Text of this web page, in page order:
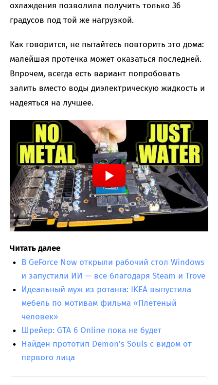
охлаждения позволила получить только 36
градусов под той же нагрузкой.
Как говорится, не пытайтесь повторить это дома:
малейшая протечка может оказаться последней.
Впрочем, всегда есть вариант попробовать
залить вместо воды диэлектрическую жидкость и
надеяться на лучшее.
Читать далее
В GeForce Now открыли рабочий стол Windows
и запустили ИИ — все благодаря Steam и Trove
Идеальный муж из ротанга: IKEA выпустила
мебель по мотивам фильма «Плетеный
человек»
Шрейер: GTA 6 Online пока не будет
Найден прототип Demon’s Souls с видом от
первого лица